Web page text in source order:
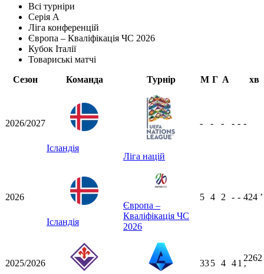
Всі турніри
Серія А
Ліга конференцій
Європа – Кваліфікація ЧС 2026
Кубок Італії
Товариські матчі
Сезон
Команда Турнір М Г А хв
2026/2027
Ісландія
Ліга націй
- - - - - -
2026
Ісландія
Європа –
Кваліфікація ЧС
2026
5 4 2 - - 424 ʼ
2025/2026 335 4 41
2262
ʼ